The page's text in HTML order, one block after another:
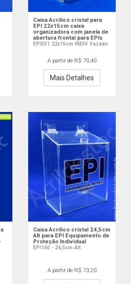
Caixa Acrilico cristal para
EPI 22x15cm caixa
organizadora com janela de
abertura frontal para EPIs
EPI031 22x15cm INDIV Vazado
A partir de R$ 70,40
Mais Detalhes
Caixa Acrilico cristal 24,5cm
Alt para EPI Equipamento de
Proteção Individual
EPI160 - 24,5cm Alt
A partir de R$ 73,20